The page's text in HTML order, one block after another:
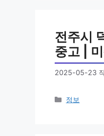
전주시
중고 |
2025-05-23
카
정보